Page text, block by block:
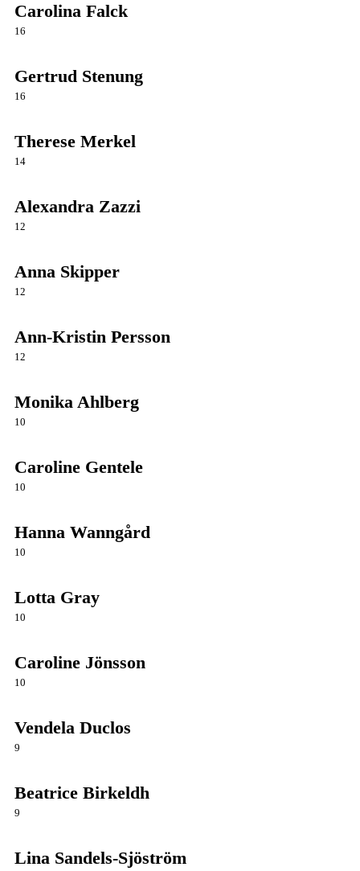
Carolina Falck
16
Gertrud Stenung
16
Therese Merkel
14
Alexandra Zazzi
12
Anna Skipper
12
Ann-Kristin Persson
12
Monika Ahlberg
10
Caroline Gentele
10
Hanna Wanngård
10
Lotta Gray
10
Caroline Jönsson
10
Vendela Duclos
9
Beatrice Birkeldh
9
Lina Sandels-Sjöström